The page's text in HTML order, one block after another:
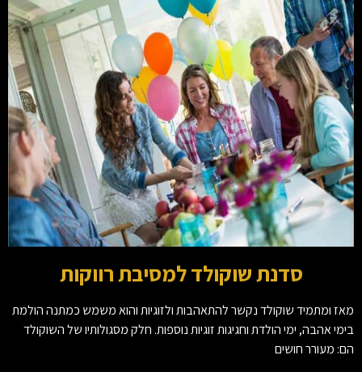
סדנת שוקולד למסיבת רווקות
מאז ומתמיד שוקולד נקשר להתאהבות ולזוגיות והוא משמש כמתנה הולמת
בימי אהבה, ימי הולדת וחגיגות זוגיות נוספות. חלק מסגולותיו של השוקולד
הם: מעורר חושים